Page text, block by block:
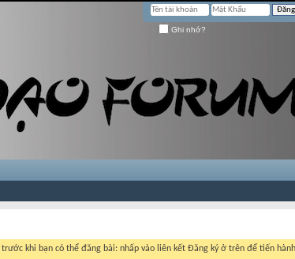
Ghi nhớ?
trước khi bạn có thể đăng bài: nhấp vào liên kết Đăng ký ở trên để tiến